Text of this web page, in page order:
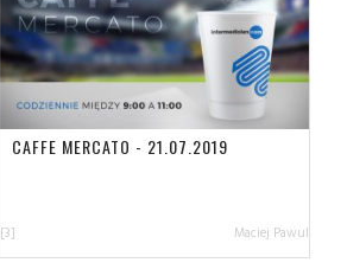
CAFFE MERCATO - 21.07.2019
[3] Maciej Pawul